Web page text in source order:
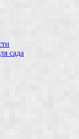
сада